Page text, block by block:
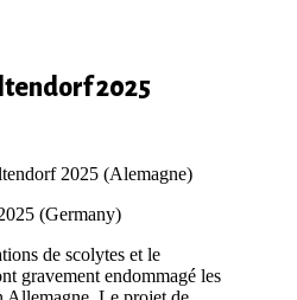
2025
(Germany)
de scolytes et le
gravement endommagé les